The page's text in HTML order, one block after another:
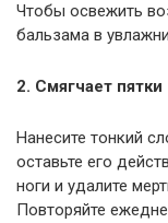
Чтобы освежить
бальзама в
2. Смягчает пятки
Нанесите тонкий
оставьте его
ноги и удалите
Повторяйте